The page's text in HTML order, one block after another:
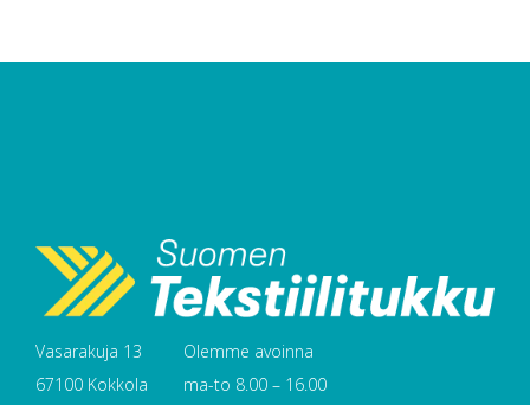
Vasarakuja 13
67100 Kokkola
Olemme avoinna
ma-to 8.00 – 16.00